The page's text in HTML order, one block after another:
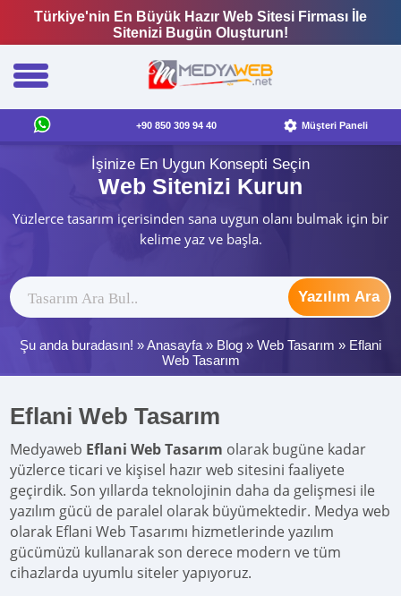
Türkiye'nin En Büyük Hazır Web Sitesi Firması İle
Sitenizi Bugün Oluşturun!
+90 850 309 94 40 Müşteri Paneli
İşinize En Uygun Konsepti Seçin
Web Sitenizi Kurun
Yüzlerce tasarım içerisinden sana uygun olanı bulmak için bir
kelime yaz ve başla.
Yazılım Ara
Şu anda buradasın! »Anasayfa » Blog » Web Tasarım » Eflani
Web Tasarım
Eflani Web Tasarım
Medyaweb Eflani Web Tasarım olarak bugüne kadar
yüzlerce ticari ve kişisel hazır web sitesini faaliyete
geçirdik. Son yıllarda teknolojinin daha da gelişmesi ile
yazılım gücü de paralel olarak büyümektedir. Medya web
olarak Eflani Web Tasarımı hizmetlerinde yazılım
gücümüzü kullanarak son derece modern ve tüm
cihazlarda uyumlu siteler yapıyoruz.